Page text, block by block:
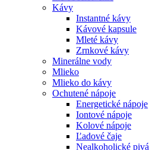
Kávy
Instantné kávy
Kávové kapsule
Mleté kávy
Zrnkové kávy
Minerálne vody
Mlieko
Mlieko do kávy
Ochutené nápoje
Energetické nápoje
Iontové nápoje
Kolové nápoje
Ľadové čaje
Nealkoholické pivá